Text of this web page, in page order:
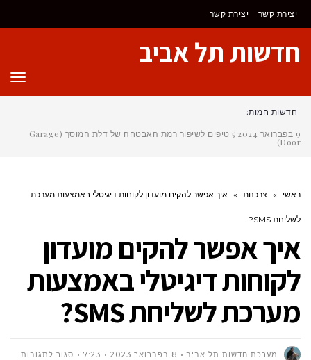
יצירת קשר יצירת קשר
חדשות תל אביב
חדשות חמות:
9 בפברואר 2024
5 טיפים לשיפור רמת האבטחה של דלת המוסך (Garage
Door)
ראשי » צרכנות » איך אפשר להקים מועדון לקוחות דיגיטלי באמצעות מערכת
לשליחת SMS?
איך אפשר להקים מועדון
לקוחות דיגיטלי באמצעות
מערכת לשליחת SMS?
מערכת חדשות תל אביב 8 בפברואר 2023 7:23 סגור לתגובותעל